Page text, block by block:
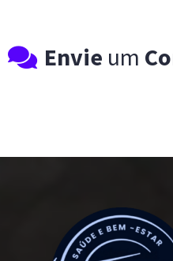
Envie um